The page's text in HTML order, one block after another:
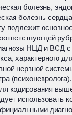
болезнь,
болезнь
подлежит
НЦД и ВСД
характерного
нервной
кодирования
использовать